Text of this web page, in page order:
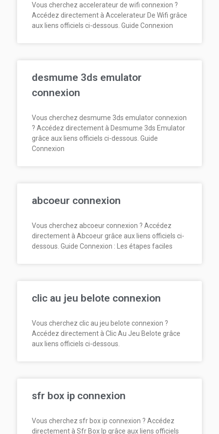
Vous cherchez accelerateur de wifi connexion ?
Accédez directement à Accelerateur De Wifi grâce
aux liens officiels ci-dessous. Guide Connexion
desmume 3ds emulator
connexion
Vous cherchez desmume 3ds emulator connexion
? Accédez directement à Desmume 3ds Emulator
grâce aux liens officiels ci-dessous. Guide
Connexion
abcoeur connexion
Vous cherchez abcoeur connexion ? Accédez
directement à Abcoeur grâce aux liens officiels ci-
dessous. Guide Connexion : Les étapes faciles
clic au jeu belote connexion
Vous cherchez clic au jeu belote connexion ?
Accédez directement à Clic Au Jeu Belote grâce
aux liens officiels ci-dessous.
sfr box ip connexion
Vous cherchez sfr box ip connexion ? Accédez
directement à Sfr Box Ip grâce aux liens officiels